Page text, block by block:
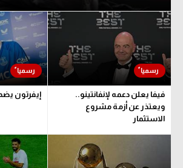
فيفا يعلن دعمه لإنفانتينو..
ويعتذر عن أزمة مشروع
الاستثمار
إيفرتون